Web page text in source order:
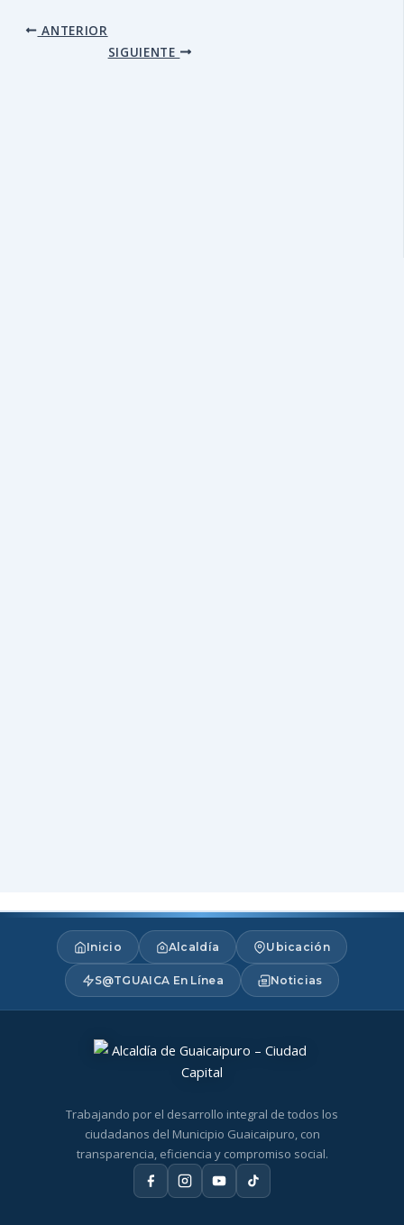
ANTERIOR
SIGUIENTE
Inicio Alcaldía Ubicación
S@TGUAICA En Línea Noticias
Trabajando por el desarrollo integral de todos los
ciudadanos del Municipio Guaicaipuro, con
transparencia, eficiencia y compromiso social.